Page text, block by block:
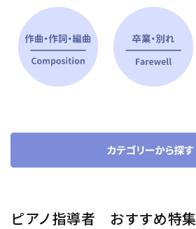
ピアノ指導者 おすすめ特集